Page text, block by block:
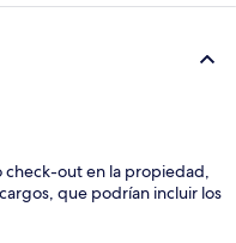
check-out en la propiedad,
que podrían incluir los